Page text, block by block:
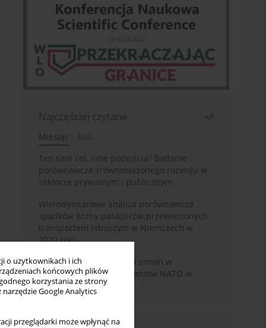
o użytkownikach i ich
końcowych plików
korzystania ze strony
Google Analytics
przeglądarki może wpłynąć na
Najczęściej czytane
Miesiąc
Rok
Ten sam cel, inne podejścia? Badanie
porównawcze zrównoważonego rozwoju w
sektorze prywatnym i publicznym
Wielowymiarowa analiza porównawcza
spadków liczby pasażerów przewiezionych
transportem lotniczym w Niemczech w
2020 roku
Wielowymiarowa analiza zmian w
wydatkach obronnych państw NATO w
latach 2014-2025